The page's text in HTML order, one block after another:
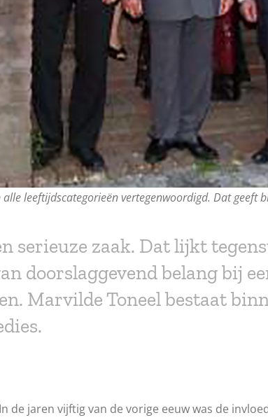
leeftijdscategorieën vertegenwoordigd. Dat geeft
serieuze zaak. Dat lijkt
doorslaggevend belang bij
Marvilde Toneel bestaat
de jaren vijftig van de vorige eeuw was de